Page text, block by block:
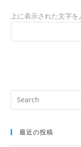
上に表示された文字を
象:
最近の投稿